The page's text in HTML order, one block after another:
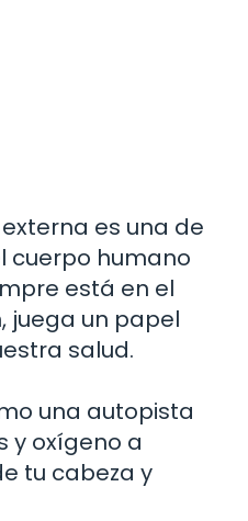
es una de
cuerpo humano
está en el
juega un papel
salud.
una autopista
y oxígeno a
tu cabeza y